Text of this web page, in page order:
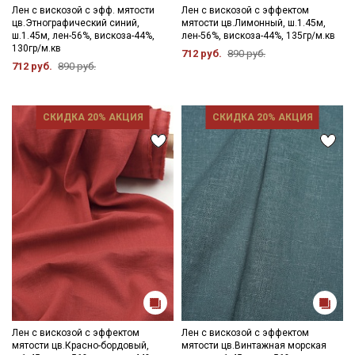
пересушивать;
- гладить рекомендуется с изнаночной стороны, через
проутюжильник на минимальном режиме утюга.
Цветопередача (тон) может отличаться от оригинального
зависимости от партии.
Лен с вискозой с эфф. мятости
цв.Этнографический синий,
ш.1.45м, лен-56%, вискоза-44%,
130гр/м.кв
712 руб. 890 руб.
Лен с вискозой с эффектом
мятости цв.Лимонный, ш.1.45м,
лен-56%, вискоза-44%, 135гр/м.кв
712 руб. 890 руб.
СКИДКА 20% АКЦИЯ
Лен с вискозой с эффектом
мятости цв.Красно-бордовый,
СКИДКА 20% АКЦИЯ
Лен с вискозой с эффектом
мятости цв.Винтажная морская